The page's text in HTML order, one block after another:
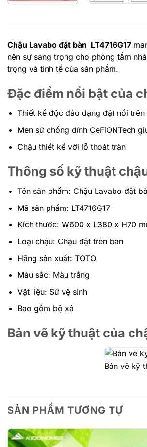
Chậu Lavabo đặt bàn LT4716G17
nên sự sang trọng cho phòng tắm
trọng và tinh tế của sản phẩm.
Đặc điểm nổi bật của
Thiết kế độc đáo dạng đặt nổi
Men sứ chống dính CeFiONTech
Chậu thiết kế với lỗ thoát tràn
Thông số kỹ thuật
Tên sản phẩm: Chậu Lavabo đặt
Mã sản phẩm: LT4716G17
Kích thước: W600 x L380 x H70
Loại chậu: Chậu đặt trên bàn
Hãng sản xuất: TOTO
Màu sắc: Màu trắng
Vật liệu: Sứ vệ sinh
Bao gồm bộ xả
Bản vẽ kỹ thuật của
Bản vẽ kỹ
SẢN PHẨM TƯƠNG TỰ